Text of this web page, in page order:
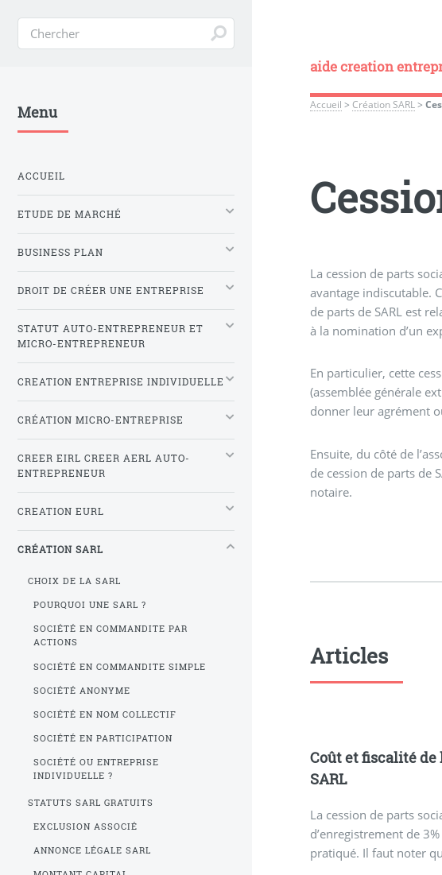
aide creation
Accueil >Création SARL>
La cession de parts
avantage indiscutable.
de parts de SARL est
à la nomination d’un
En particulier, cette
(assemblée générale
donner leur agrément
Ensuite, du côté de
de cession de parts de
notaire.
Articles
Coût et fiscalité de
SARL
La cession de parts
d’enregistrement de
pratiqué. Il faut noter
Menu
ACCUEIL
ETUDE DE MARCHÉ
BUSINESS PLAN
DROIT DE CRÉER UNE ENTREPRISE
STATUT AUTO-ENTREPRENEUR ET
MICRO-ENTREPRENEUR
CREATION ENTREPRISE INDIVIDUELLE
CRÉATION MICRO-ENTREPRISE
CREER EIRL CREER AERL AUTO-
ENTREPRENEUR
CREATION EURL
CRÉATION SARL
CHOIX DE LA SARL
POURQUOI UNE SARL ?
SOCIÉTÉ EN COMMANDITE PAR
ACTIONS
SOCIÉTÉ EN COMMANDITE SIMPLE
SOCIÉTÉ ANONYME
SOCIÉTÉ EN NOM COLLECTIF
SOCIÉTÉ EN PARTICIPATION
SOCIÉTÉ OU ENTREPRISE
INDIVIDUELLE ?
STATUTS SARL GRATUITS
EXCLUSION ASSOCIÉ
ANNONCE LÉGALE SARL